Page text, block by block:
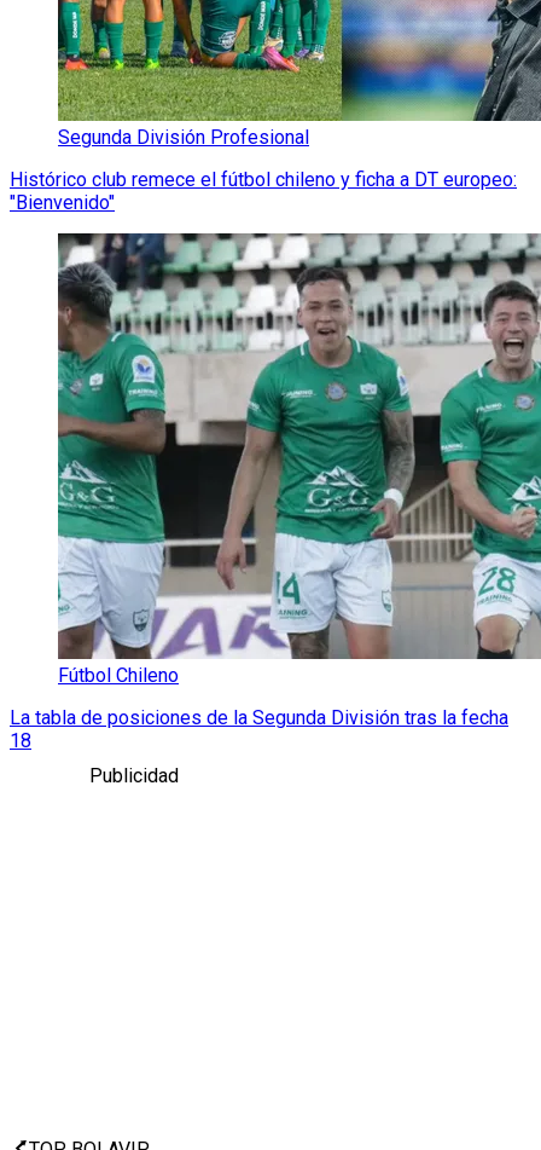
Segunda División Profesional
Histórico club remece el fútbol chileno y ficha a DT europeo:
"Bienvenido"
Fútbol Chileno
La tabla de posiciones de la Segunda División tras la fecha
18
Publicidad